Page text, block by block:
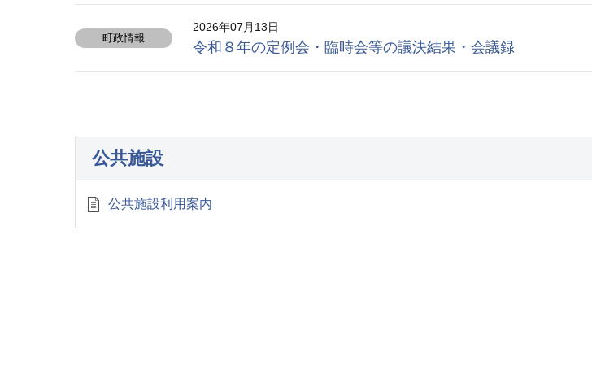
町政情報
2026年07月13日
令和８年の定例会・臨時会等の議決結果・会議録
公共施設
公共施設利用案内